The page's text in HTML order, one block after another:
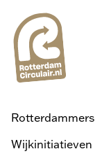
Rotterdammers
Wijkinitiatieven